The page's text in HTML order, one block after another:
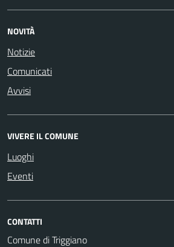
NOVITÀ
Notizie
Comunicati
Avvisi
VIVERE IL COMUNE
Luoghi
Eventi
CONTATTI
Comune di Triggiano